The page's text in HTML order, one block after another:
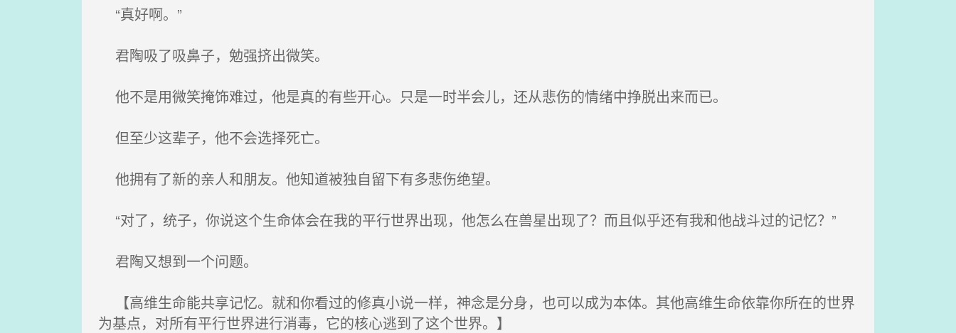
“真好啊。”
君陶吸了吸鼻子，勉强挤出微笑。
他不是用微笑掩饰难过，他是真的有些开心。只是一时半会儿，还从悲伤的情绪中挣脱出来而已。
但至少这辈子，他不会选择死亡。
他拥有了新的亲人和朋友。他知道被独自留下有多悲伤绝望。
“对了，统子，你说这个生命体会在我的平行世界出现，他怎么在兽星出现了？而且似乎还有我和他战斗过的记忆？”
君陶又想到一个问题。
【高维生命能共享记忆。就和你看过的修真小说一样，神念是分身，也可以成为本体。其他高维生命依靠你所在的世界
为基点，对所有平行世界进行消毒，它的核心逃到了这个世界。】